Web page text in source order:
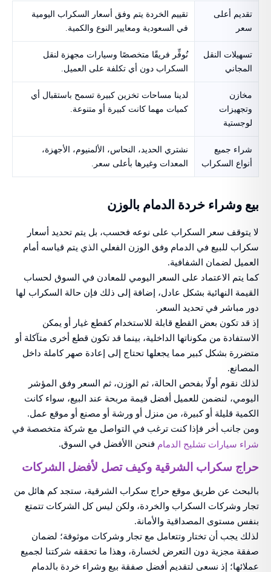
تقديم أعلى
سعر
تقييم الخردة يتم وفق أسعار السكراب اليومية
في السعودية ومعايير النوع والكمية.
تسهيلات النقل
المجاني
نُوفِّر فريقًا متخصصًا وسيارات مجهزة لنقل
السكراب دون أي تكلفة على العميل.
مخازن
وتجهيزات
لوجستية
لدينا مساحات تخزين كبيرة تسمح باستقبال أي
كميات مهما كانت كبيرة أو متنوعة.
شراء جميع
أنواع السكراب
نشتري الحديد، النحاس، الألمنيوم، الأجهزة،
المعدات وغيرها بأعلى سعر.
بيع وشراء خردة الدمام بالوزن
لا يتوقف سعر السكراب على نوعه فحسب، بل يتم تحديد أسعار
سكراب للبيع في الدمام وفق الوزن الفعلي الذي يتم قياسه أمام
العميل لضمان الشفافية.
كما يتم الاعتماد على السعر اليومي للمعادن في السوق لحساب
القيمة النهائية بشكل عادل، إضافة إلى ذلك فإن حالة السكراب لها
دور مباشر في تحديد السعر.
إذ قد تكون بعض القطع قابلة للاستخدام كقطع غيار أو يمكن
الاستفادة من مكوناتها الداخلية، بينما قد تكون قطع أخرى متآكلة أو
متضررة بشكل كبير مما يجعلها تحتاج إلى إعادة صهر كاملة داخل
المصانع.
لذلك نقوم أولًا بفحص الحالة، ثم الوزن، ثم السعر وفق المؤشر
اليومي، لنضمن للعميل أفضل قيمة مربحة عند البيع، سواء كانت
الكمية قليلة أو كبيرة، من منزل أو ورشة أو مصنع أو موقع عمل.
ومن جانب أخر فإذا كنت ترغب في التواصل مع شركة متخصصة في
شراء سيارات تشليح الدمام فنحن االأفضل في السوق.
حراج سكراب الشرقية وكيف تصل لأفضل الشركات
بالبحث عن طريق موقع حراج سكراب الشرقية، ستجد كم هائل من
تجار وشركات السكراب والخردة، ولكن ليس كل الشركات تتمتع
بنفس مستوى المصداقية والأمانة.
لذلك يجب أن تختار وتتعامل مع تجار وشركات موثوقة؛ لضمان
صفقة مجزية دون التعرض لخسارة، وهذا ما تحققه شركتنا لجميع
عملائها؛ إذ نسعى لتقديم أفضل صفقة بيع وشراء خردة بالدمام